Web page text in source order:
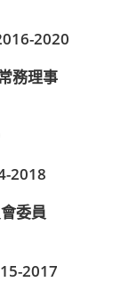
2020
務理事
2018
委員
2017